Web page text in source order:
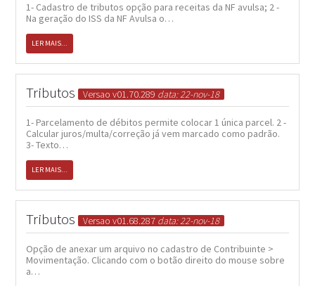
1- Cadastro de tributos opção para receitas da NF avulsa; 2 -
Na geração do ISS da NF Avulsa o…
LER MAIS...
Tributos Versao v01.70.289 data: 22-nov-18
1- Parcelamento de débitos permite colocar 1 única parcel. 2 -
Calcular juros/multa/correção já vem marcado como padrão.
3- Texto…
LER MAIS...
Tributos Versao v01.68.287 data: 22-nov-18
Opção de anexar um arquivo no cadastro de Contribuinte >
Movimentação. Clicando com o botão direito do mouse sobre
a…